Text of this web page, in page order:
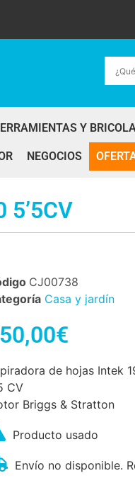
Y
NEGOCIOS
5’5CV
CJ00738
Casa y jardín
€
de hojas Intek
CV
Briggs & Stratton
Producto usado
Envío no disponible.